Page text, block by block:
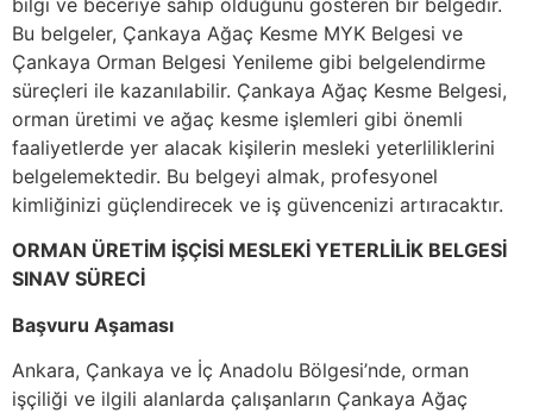
Bu belgeler, Çankaya Ağaç Kesme MYK Belgesi ve
Çankaya Orman Belgesi Yenileme gibi belgelendirme
süreçleri ile kazanılabilir. Çankaya Ağaç Kesme Belgesi,
orman üretimi ve ağaç kesme işlemleri gibi önemli
faaliyetlerde yer alacak kişilerin mesleki yeterliliklerini
belgelemektedir. Bu belgeyi almak, profesyonel
kimliğinizi güçlendirecek ve iş güvencenizi artıracaktır.
ORMAN ÜRETİM İŞÇİSİ MESLEKİ YETERLİLİK BELGESİ
SINAV SÜRECİ
Başvuru Aşaması
Ankara, Çankaya ve İç Anadolu Bölgesi’nde, orman
işçiliği ve ilgili alanlarda çalışanların Çankaya Ağaç